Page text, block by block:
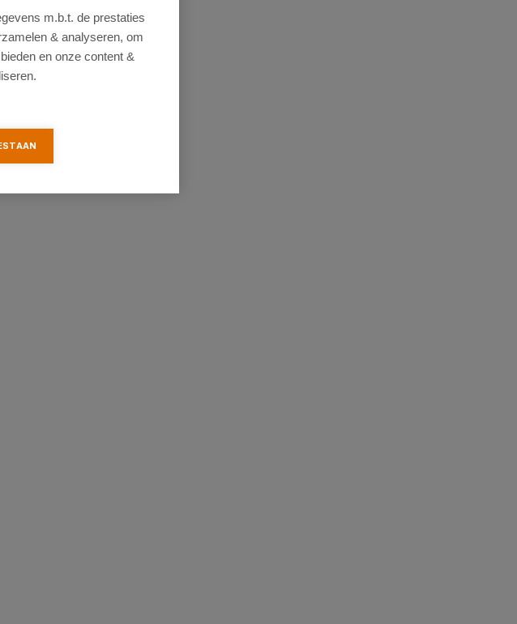
m.b.t. de prestaties
& analyseren, om
en onze content &